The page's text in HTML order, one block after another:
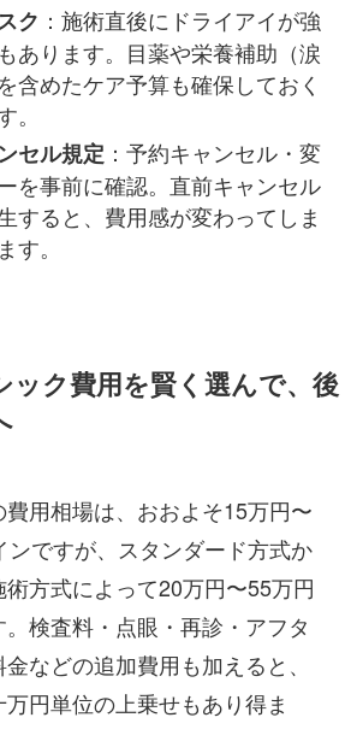
ク ：施術直後にドライアイが強
あります。目薬や栄養補助（涙
含めたケア予算も確保しておく
。
セル規定 ：予約キャンセル・変
を事前に確認。直前キャンセル
すると、費用感が変わってしま
す。
ック費用を賢く選んで、後
用相場は、おおよそ15万円〜
ンですが、スタンダード方式か
方式によって20万円〜55万円
検査料・点眼・再診・アフタ
などの追加費用も加えると、
円単位の上乗せもあり得ま